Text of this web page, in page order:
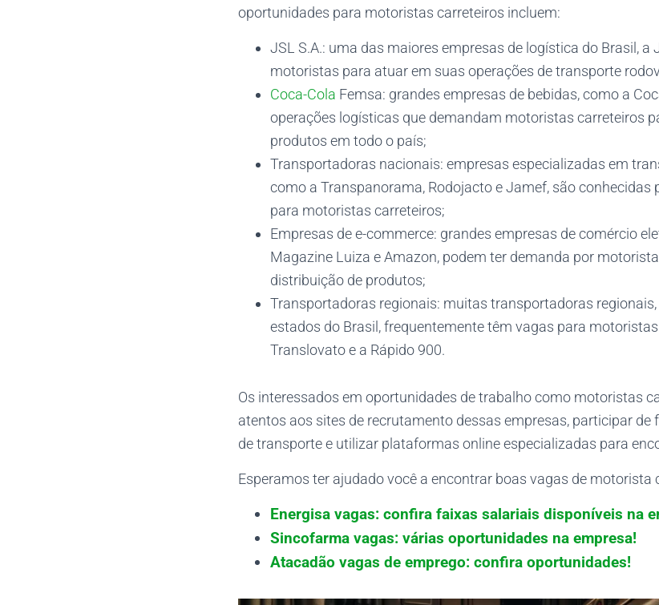
oportunidades para motoristas carreteiros incluem:
JSL S.A.: uma das maiores empresas de logística do Brasil,
motoristas para atuar em suas operações de transporte
Coca-Cola Femsa: grandes empresas de bebidas, como a
operações logísticas que demandam motoristas carreteiros
produtos em todo o país;
Transportadoras nacionais: empresas especializadas em
como a Transpanorama, Rodojacto e Jamef, são conhecidas
para motoristas carreteiros;
Empresas de e-commerce: grandes empresas de comércio
Magazine Luiza e Amazon, podem ter demanda por
distribuição de produtos;
Transportadoras regionais: muitas transportadoras
estados do Brasil, frequentemente têm vagas para
Translovato e a Rápido 900.
Os interessados em oportunidades de trabalho como motoristas
atentos aos sites de recrutamento dessas empresas, participar de
de transporte e utilizar plataformas online especializadas para
Esperamos ter ajudado você a encontrar boas vagas de motorista
Energisa vagas: confira faixas salariais disponíveis na
Sincofarma vagas: várias oportunidades na empresa!
Atacadão vagas de emprego: confira oportunidades!